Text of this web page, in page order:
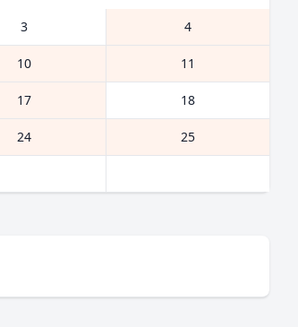
3 4
10 11
17 18
24 25